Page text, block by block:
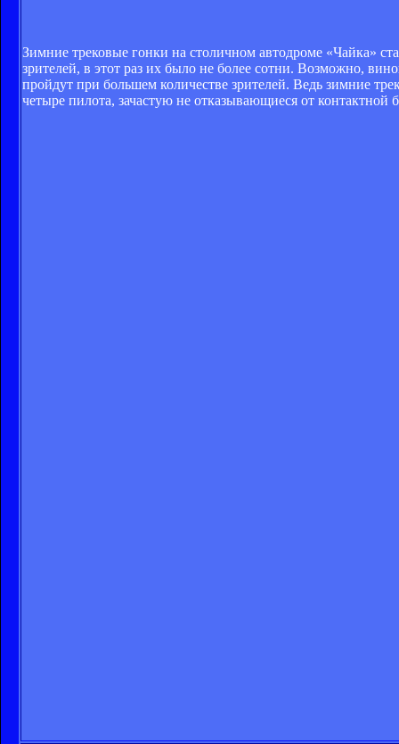
Зимние трековые гонки на столичном автодроме «Чайка»
зрителей, в этот раз их было не более сотни. Возможно,
пройдут при большем количестве зрителей. Ведь зимние
четыре пилота, зачастую не отказывающиеся от контактной